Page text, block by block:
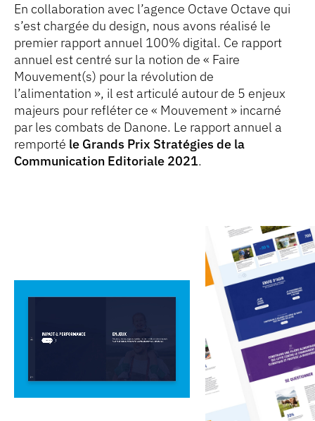
En collaboration avec l’agence Octave Octave qui
s’est chargée du design, nous avons réalisé le
premier rapport annuel 100% digital. Ce rapport
annuel est centré sur la notion de « Faire
Mouvement(s) pour la révolution de
l’alimentation », il est articulé autour de 5 enjeux
majeurs pour refléter ce « Mouvement » incarné
par les combats de Danone. Le rapport annuel a
remporté le Grands Prix Stratégies de la
Communication Editoriale 2021.